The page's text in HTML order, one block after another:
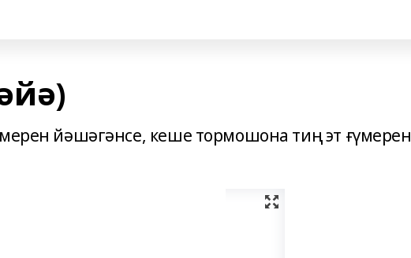
йәшәгәнсе, кеше тормошона тиң эт ғүмерен